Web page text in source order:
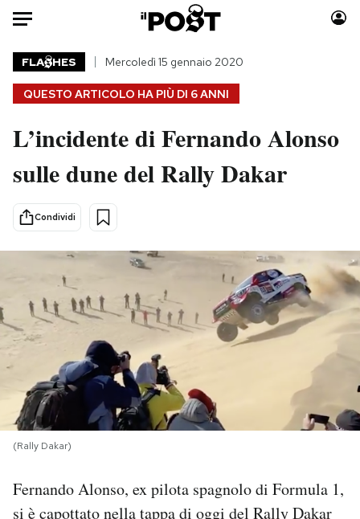
Auto
HOME
Italia
Politica
Tecnologia
Internet
Scienza
Cultura
Economia
Sport
Moda
Consumismi
Media
Europa
Altrecose
Mondiali calcio 2026
PODCAST
NEWSLETTER
I MIEI PREFERITI
QUESTO ARTICOLO HA PIÙ DI 6 ANNI
FLA HES Mercoledì 15 gennaio 2020
L’incidente di Fernando Alonso
sulle dune del Rally Dakar
Condividi
(Rally Dakar)
Fernando Alonso, ex pilota spagnolo di Formula 1,
si è capottato nella tappa di oggi del Rally Dakar